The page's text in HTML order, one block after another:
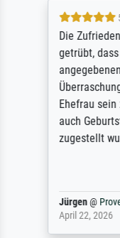
Die
getrübt,
Ehefrau
auch
zugestellt
Jürgen@
April 22, 2026